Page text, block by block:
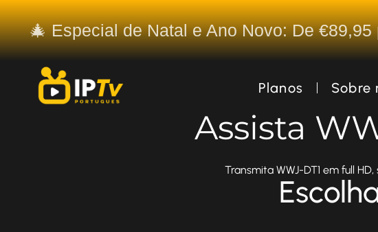
🎄 Especial de Natal e Ano Novo: De
Planos Sobre
Assista
Transmita WWJ-DT1 em full